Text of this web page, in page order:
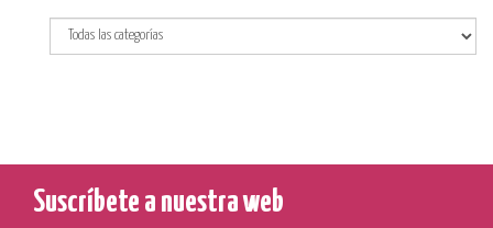
Suscríbete a nuestra web